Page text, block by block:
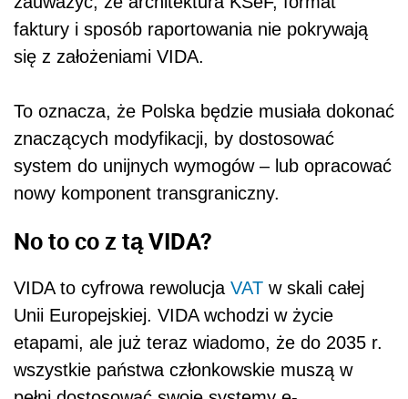
faktury i sposób raportowania nie pokrywają
się z założeniami VIDA.
To oznacza, że Polska będzie musiała dokonać
znaczących modyfikacji, by dostosować
system do unijnych wymogów – lub opracować
nowy komponent transgraniczny.
No to co z tą VIDA?
VIDA to cyfrowa rewolucja VAT w skali całej
Unii Europejskiej. VIDA wchodzi w życie
etapami, ale już teraz wiadomo, że do 2035 r.
wszystkie państwa członkowskie muszą w